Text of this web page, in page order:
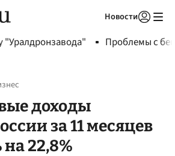
Новости
"Уралдронзавода" Проблемы с
доходы
за 11 месяцев
22,8%